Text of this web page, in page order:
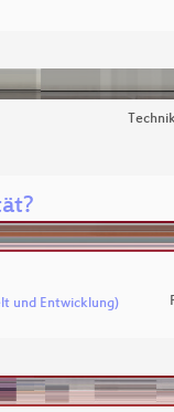
und Entwicklung)